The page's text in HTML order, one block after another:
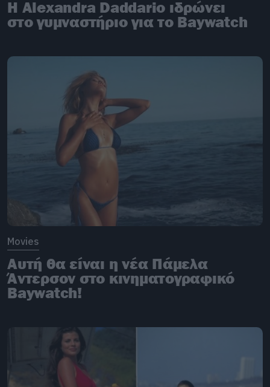
Η Alexandra Daddario ιδρώνει
στο γυμναστήριο για το Baywatch
Movies
Αυτή θα είναι η νέα Πάμελα
Άντερσον στο κινηματογραφικό
Baywatch!